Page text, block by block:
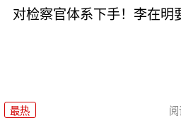
对检察官体系下手！李在明
最热